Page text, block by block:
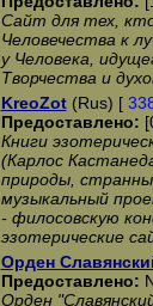
Сайт для тех,
Человечества к
у Человека,
Творчества и
KreoZot(Rus) [
Предоставлено:
Книги
(Карлос
природы,
музыкальный
- филосовскую
эзотерические
Орден
Предоставлено:
Орден